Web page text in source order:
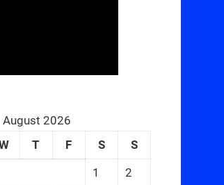
August 2026
T F S
S
1
2